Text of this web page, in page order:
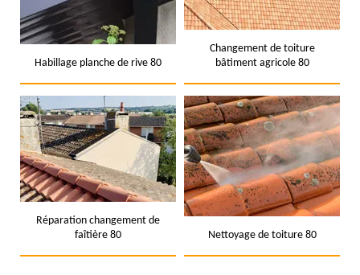
Habillage planche de rive 80
Changement de toiture
bâtiment agricole 80
Réparation changement de
faîtière 80
Nettoyage de toiture 80